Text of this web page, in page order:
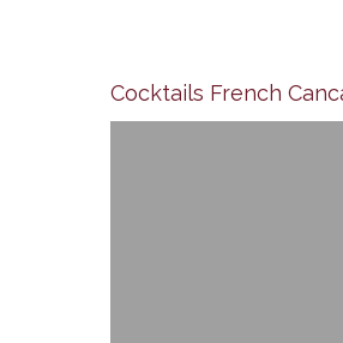
Cocktails French